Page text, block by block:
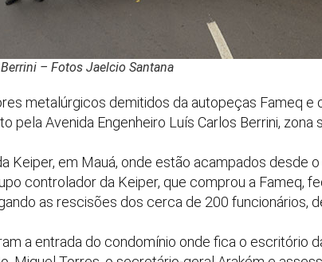
– Fotos Jaelcio Santana
metalúrgicos demitidos da autopeças Fameq e
pela Avenida Engenheiro Luís Carlos Berrini, zona
Keiper, em Mauá, onde estão acampados desde
controlador da Keiper, que comprou a Fameq,
as rescisões dos cerca de 200 funcionários,
a entrada do condomínio onde fica o escritório